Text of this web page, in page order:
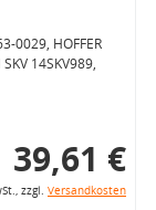
0029, HOFFER
14SKV989,
39,61 €
zzgl. Versandkosten